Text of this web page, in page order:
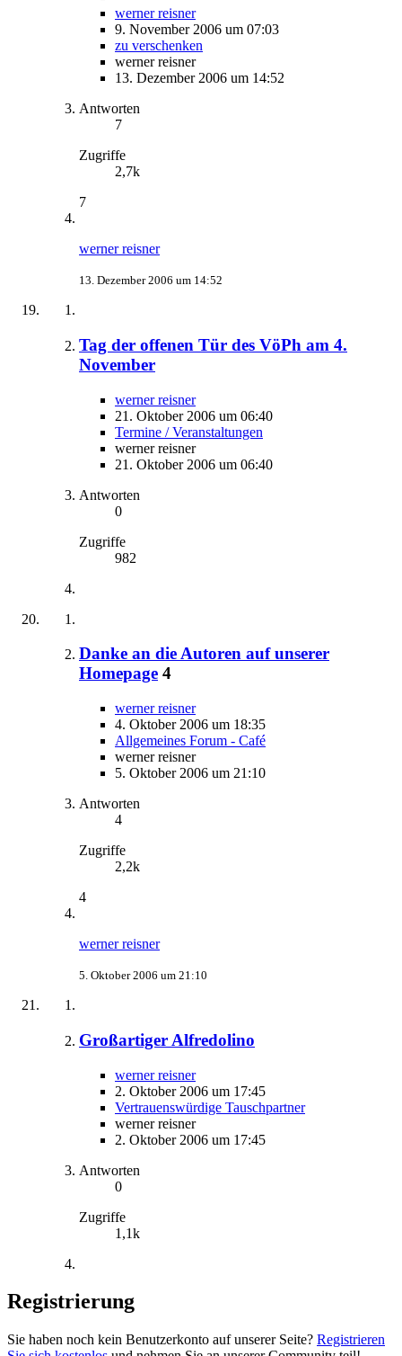
werner reisner
9. November 2006 um 07:03
zu verschenken
werner reisner
13. Dezember 2006 um 14:52
Antworten
7
Zugriffe
2,7k
7
werner reisner
13. Dezember 2006 um 14:52
Tag der offenen Tür des VöPh am 4.
November
werner reisner
21. Oktober 2006 um 06:40
Termine / Veranstaltungen
werner reisner
21. Oktober 2006 um 06:40
Antworten
0
Zugriffe
982
Danke an die Autoren auf unserer
Homepage 4
werner reisner
4. Oktober 2006 um 18:35
Allgemeines Forum - Café
werner reisner
5. Oktober 2006 um 21:10
Antworten
4
Zugriffe
2,2k
4
werner reisner
5. Oktober 2006 um 21:10
Großartiger Alfredolino
werner reisner
2. Oktober 2006 um 17:45
Vertrauenswürdige Tauschpartner
werner reisner
2. Oktober 2006 um 17:45
Antworten
0
Zugriffe
1,1k
Registrierung
Sie haben noch kein Benutzerkonto auf unserer Seite? Registrieren